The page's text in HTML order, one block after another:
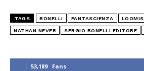
53,189 Fans
TAGS BONELLI FANTASCIENZA LOOMIS
NATHAN NEVER SERGIO BONELLI EDITORE